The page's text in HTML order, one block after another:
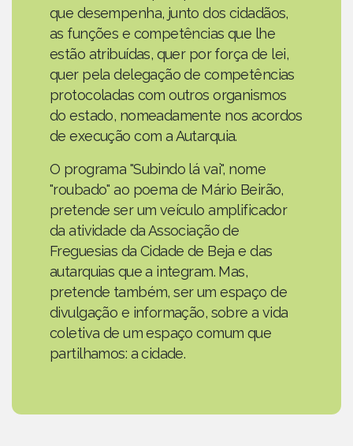
que desempenha, junto dos cidadãos,
as funções e competências que lhe
estão atribuídas, quer por força de lei,
quer pela delegação de competências
protocoladas com outros organismos
do estado, nomeadamente nos acordos
de execução com a Autarquia.
O programa "Subindo lá vai", nome
"roubado" ao poema de Mário Beirão,
pretende ser um veículo amplificador
da atividade da Associação de
Freguesias da Cidade de Beja e das
autarquias que a integram. Mas,
pretende também, ser um espaço de
divulgação e informação, sobre a vida
coletiva de um espaço comum que
partilhamos: a cidade.